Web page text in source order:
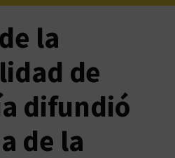
la
de
difundió
de la